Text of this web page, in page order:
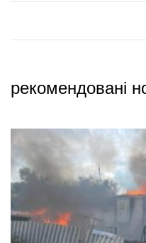
рекомендовані